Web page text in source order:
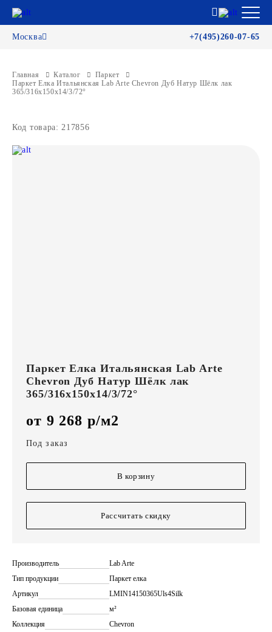
Москва +7(495)260-07-65
Главная Каталог
Паркет
Паркет Елка Итальянская Lab Arte Chevron Дуб Натур Шёлк лак
365/316х150х14/3/72°
Код товара: 217856
Паркет Елка Итальянская Lab Arte
Chevron Дуб Натур Шёлк лак
365/316х150х14/3/72°
от 9 268 р/м2
Под заказ
В корзину
Рассчитать скидку
Производитель
Lab Arte
Тип продукции
Паркет елка
Артикул
LMIN14150365Uls4Silk
Базовая единица
м²
Коллекция
Chevron